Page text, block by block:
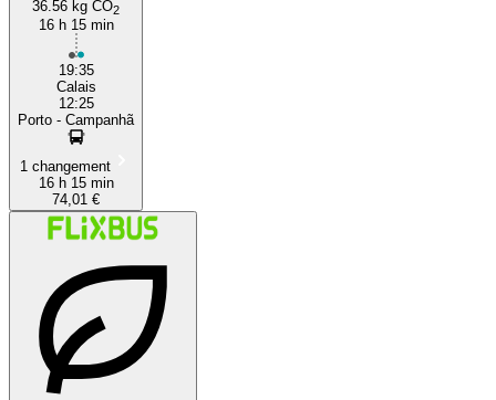
36.56 kg CO2
16 h 15 min
19:35
Calais
12:25
Porto - Campanhã
1 changement
16 h 15 min
74,01 €